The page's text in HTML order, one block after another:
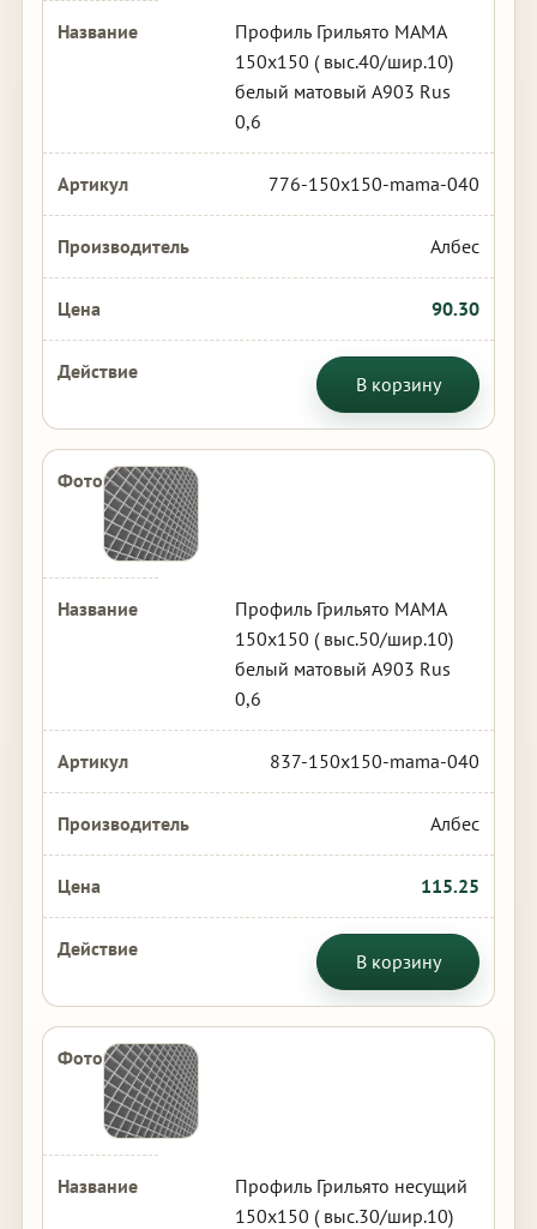
Профиль Грильято МАМА
150х150 ( выс.40/шир.10)
белый матовый А903 Rus
0,6
776-150x150-mama-040
Албес
90.30
В корзину
Профиль Грильято МАМА
150х150 ( выс.50/шир.10)
белый матовый А903 Rus
0,6
837-150x150-mama-040
Албес
115.25
В корзину
Профиль Грильято несущий
150х150 ( выс.30/шир.10)